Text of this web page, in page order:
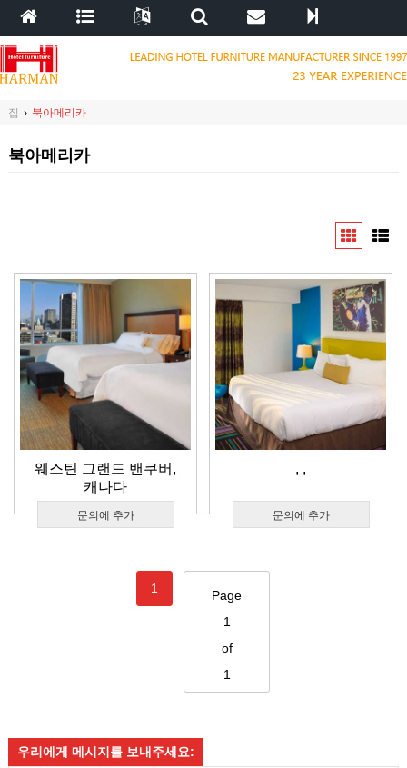
집 › 북아메리카
북아메리카
웨스틴 그랜드 밴쿠버,
캐나다
문의에 추가
, ,
문의에 추가
1
Page
1
of
1
우리에게 메시지를 보내주세요: